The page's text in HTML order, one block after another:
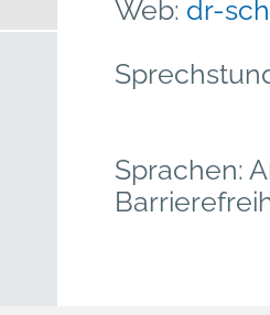
Web: dr-
Sprachen: